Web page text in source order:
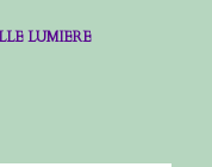
LUMIERE